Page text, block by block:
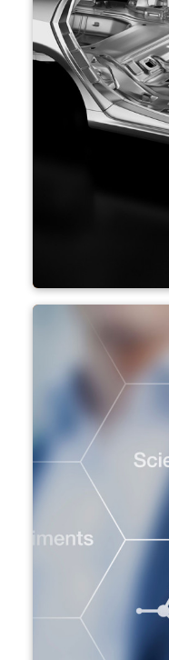
Alüminyum